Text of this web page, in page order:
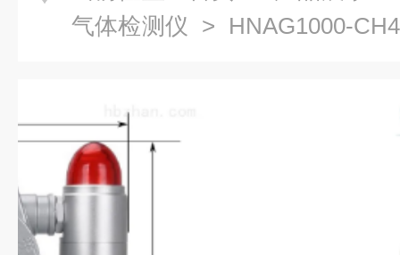
气体检测仪 > HNAG1000-